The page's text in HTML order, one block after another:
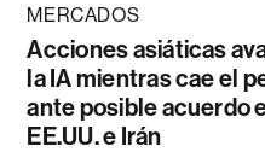
MERCADOS
Acciones asiáticas
la IA mientras cae el
ante posible acuerdo
EE.UU. e Irán